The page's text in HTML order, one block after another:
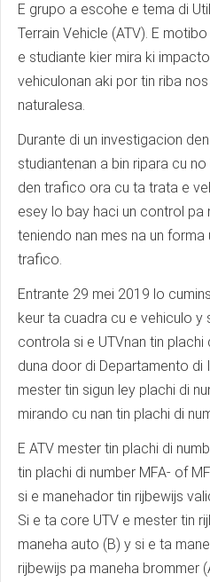
E grupo a escohe e tema di
Terrain Vehicle (ATV). E
e studiante kier mira ki
vehiculonan aki por tin riba
naturalesa.
Durante di un investigacion
studiantenan a bin ripara cu
den trafico ora cu ta trata e
esey lo bay haci un control pa
teniendo nan mes na un forma
trafico.
Entrante 29 mei 2019 lo
keur ta cuadra cu e vehiculo y
controla si e UTVnan tin
duna door di Departamento di
mester tin sigun ley plachi di
mirando cu nan tin plachi di
E ATV mester tin plachi di
tin plachi di number MFA- of
si e manehador tin rijbewijs
Si e ta core UTV e mester tin
maneha auto (B) y si e ta
rijbewijs pa maneha brommer